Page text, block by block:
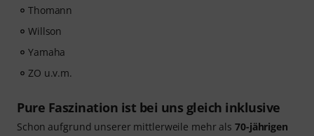
B&S
Besson
Cerveny
Miraphone
Rudolf Meinl